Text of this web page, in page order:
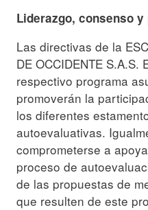
Liderazgo, consenso
Las directivas de la
DE OCCIDENTE S.A.S.
respectivo programa
promoverán la
los diferentes
autoevaluativas.
comprometerse a
proceso de
de las propuestas de
que resulten de este